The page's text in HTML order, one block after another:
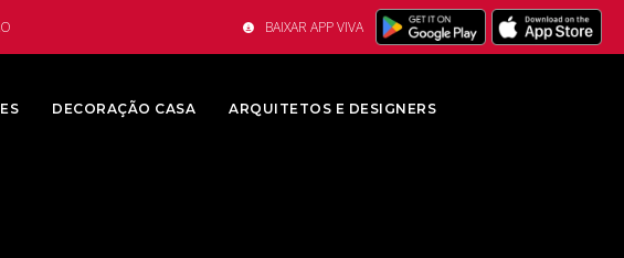
BAIXAR APP VIVA
DECORAÇÃO CASA ARQUITETOS E DESIGNERS